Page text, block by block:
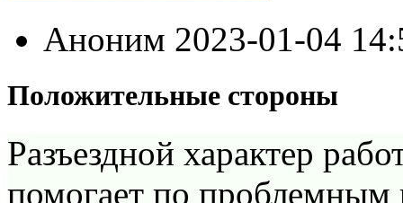
Аноним 2023-01-04
Положительные стороны
Разъездной характер
помогает по